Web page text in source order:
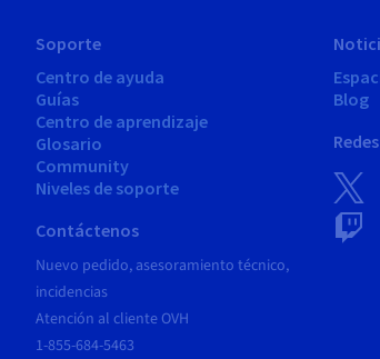
Soporte
Centro de ayuda
Guías
Centro de aprendizaje
Glosario
Community
Niveles de soporte
Contáctenos
Nuevo pedido, asesoramiento técnico,
incidencias
Atención al cliente OVH
1-855-684-5463
Blog